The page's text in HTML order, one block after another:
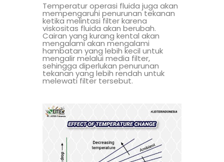
Temperatur operasi fluida juga akan
mempengaruhi penurunan tekanan
ketika melintasi filter karena
viskositas fluida akan berubah.
Cairan yang kurang kental akan
mengalami akan mengalami
hambatan yang lebih kecil untuk
mengalir melalui media filter,
sehingga diperlukan penurunan
tekanan yang lebih rendah untuk
melewati filter tersebut.